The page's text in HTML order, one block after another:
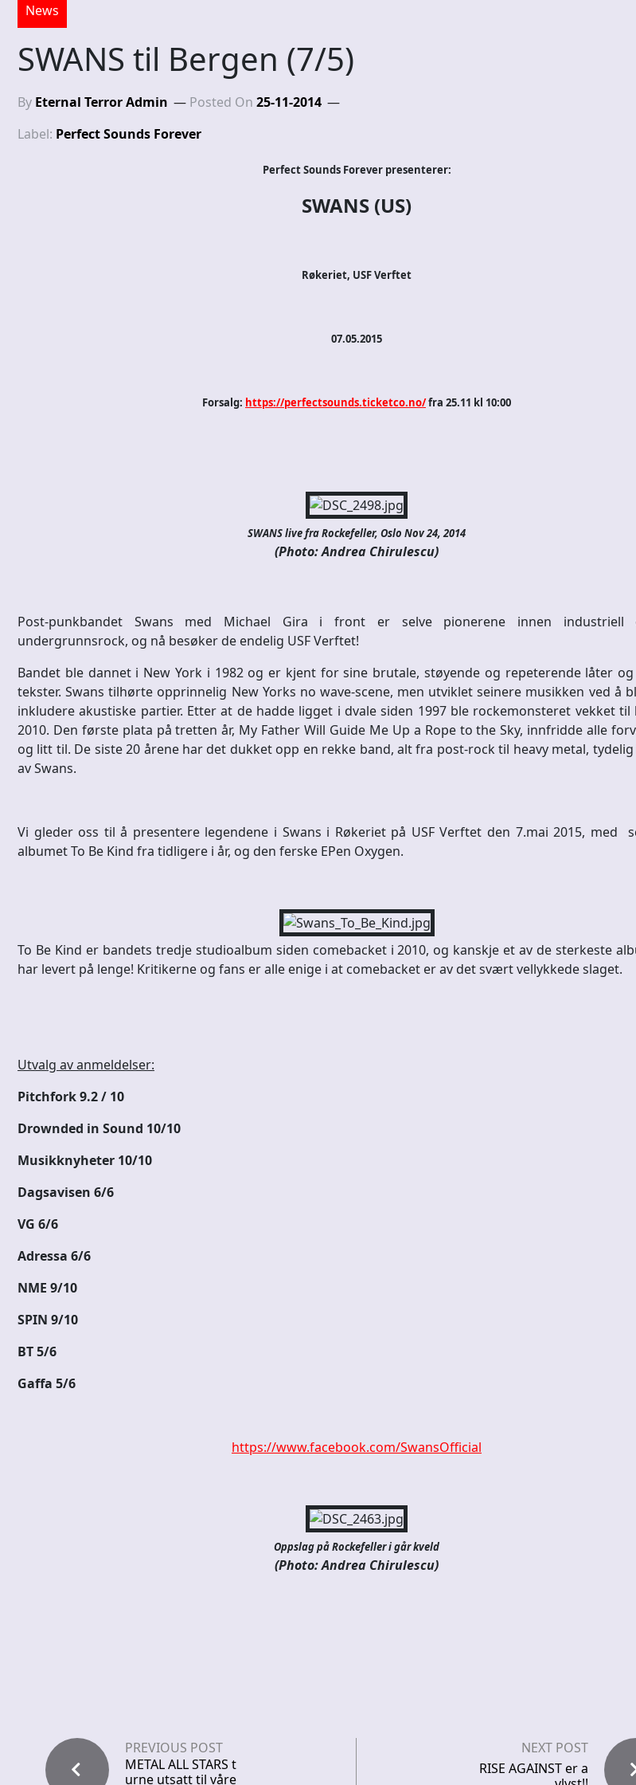
News
SWANS til Bergen (7/5)
By Eternal Terror Admin Posted On 25-11-2014
Label: Perfect Sounds Forever
Perfect Sounds Forever presenterer:
SWANS (US)
Røkeriet, USF Verftet
07.05.2015
Forsalg: https://perfectsounds.ticketco.no/fra 25.11 kl 10:00
SWANS live fra Rockefeller, Oslo Nov 24, 2014
(Photo: Andrea Chirulescu)
Post-punkbandet Swans med Michael Gira i front er selve pionerene innen
undergrunnsrock, og nå besøker de endelig USF Verftet!
Bandet ble dannet i New York i 1982 og er kjent for sine brutale, støyende og repeterende låter
tekster. Swans tilhørte opprinnelig New Yorks no wave-scene, men utviklet seinere musikken ved å
inkludere akustiske partier. Etter at de hadde ligget i dvale siden 1997 ble rockemonsteret vekket til
2010. Den første plata på tretten år, My Father Will Guide Me Up a Rope to the Sky, innfridde alle
og litt til. De siste 20 årene har det dukket opp en rekke band, alt fra post-rock til heavy metal,
av Swans.
Vi gleder oss til å presentere legendene i Swans i Røkeriet på USF Verftet den 7.mai 2015, med
albumet To Be Kind fra tidligere i år, og den ferske EPen Oxygen.
To Be Kind er bandets tredje studioalbum siden comebacket i 2010, og kanskje et av de sterkeste
har levert på lenge! Kritikerne og fans er alle enige i at comebacket er av det svært vellykkede slaget.
Utvalg av anmeldelser:
Pitchfork 9.2 / 10
Drownded in Sound 10/10
Musikknyheter 10/10
Dagsavisen 6/6
VG 6/6
Adressa 6/6
NME 9/10
SPIN 9/10
BT 5/6
Gaffa 5/6
https://www.facebook.com/SwansOfficial
Oppslag på Rockefeller i går kveld
(Photo: Andrea Chirulescu)
PREVIOUS POST
METAL ALL STARS t
urne utsatt til våre
NEXT POST
RISE AGAINST er a